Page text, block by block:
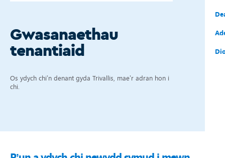
Gwasanaethau
tenantiaid
Os ydych chi’n denant gyda Trivallis, mae’r adran hon i
chi.